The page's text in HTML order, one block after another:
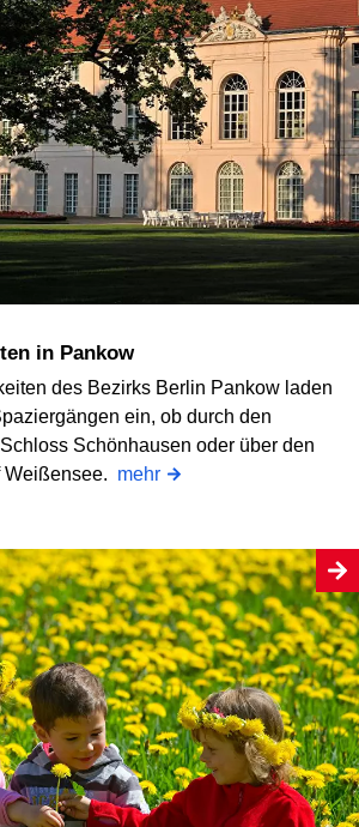
in Pankow
des Bezirks Berlin Pankow laden
ein, ob durch den
Schönhausen oder über den
mehr